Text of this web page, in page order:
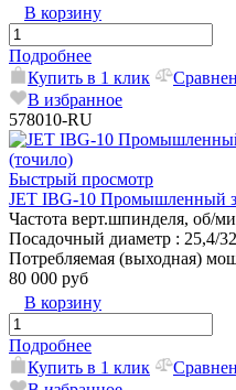
В корзину
Подробнее
Купить в 1 клик
В избранное
578010-RU
Быстрый просмотр
JET IBG-10 Промышленный
Частота верт.шпинделя, об/
Посадочный диаметр : 25,4/32
Потребляемая (выходная)
80 000 руб
В корзину
Подробнее
Купить в 1 клик